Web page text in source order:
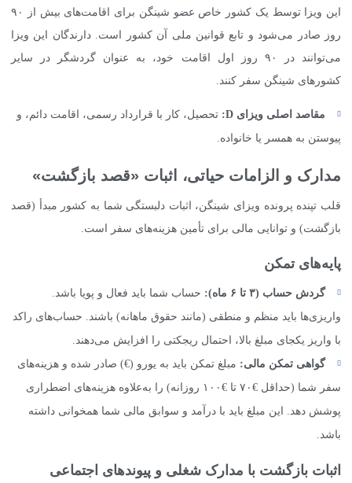
این ویزا توسط یک کشور خاص عضو شینگن برای اقامت‌های بیش از ۹۰
روز صادر می‌شود و تابع قوانین ملی آن کشور است. دارندگان این ویزا
می‌توانند در ۹۰ روز اول اقامت خود، به عنوان گردشگر در سایر
کشورهای شینگن سفر کنند.
مقاصد اصلی ویزای D
: تحصیل، کار با قرارداد رسمی، اقامت دائم، و
پیوستن به همسر یا خانواده.
مدارک و الزامات حیاتی، اثبات «قصد بازگشت»
قلب تپنده پرونده ویزای شینگن، اثبات دلبستگی شما به کشور مبدأ (قصد
بازگشت) و توانایی مالی برای تأمین هزینه‌های سفر است.
پایه‌های تمکن
گردش حساب (۳ تا ۶ ماه): حساب شما باید فعال و پویا باشد.
واریزی‌ها باید منظم و منطقی (مانند حقوق ماهانه) باشند. حساب‌های راکد
با واریز یکجای مبلغ بالا، احتمال ریجکتی را افزایش می‌دهند.
گواهی تمکن مالی: مبلغ تمکن باید به یورو (€) صادر شده و هزینه‌های
سفر شما (حداقل €۷۰ تا €۱۰۰ روزانه) را به‌علاوه هزینه‌های اضطراری
پوشش دهد. این مبلغ باید با درآمد و سوابق مالی شما همخوانی داشته
باشد.
اثبات بازگشت با مدارک شغلی و پیوندهای اجتماعی